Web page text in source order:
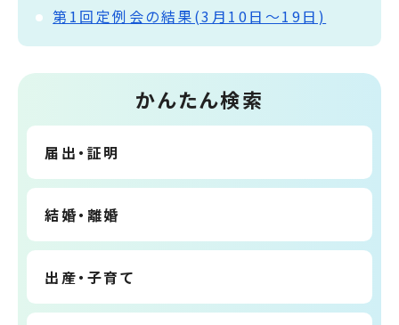
第1回定例会の結果(3月10日～19日)
かんたん検索
届出・証明
結婚・離婚
出産・子育て